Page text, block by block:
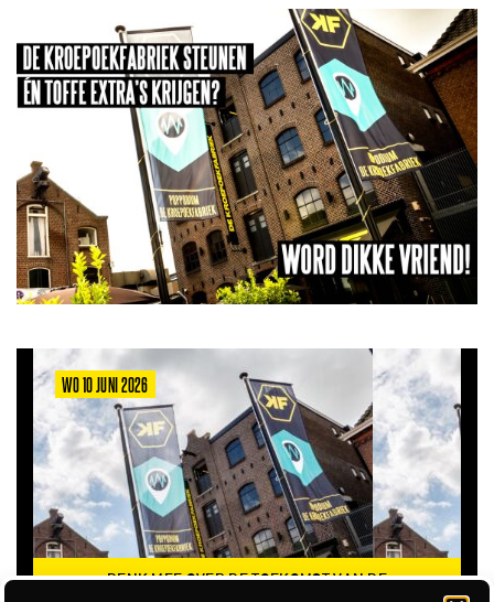
WO 10 JUNI 2026
DENK MEE OVER DE TOEKOMST VAN DE